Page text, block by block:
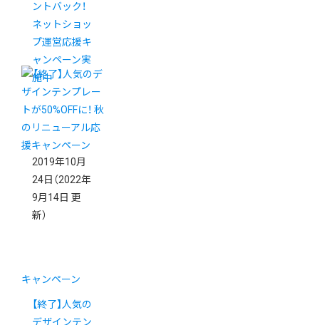
ントバック！
ネットショッ
プ運営応援キ
ャンペーン実
施中
2019年10月
24日 （2022年
9月14日 更
新）
キャンペーン
【終了】人気の
デザインテン